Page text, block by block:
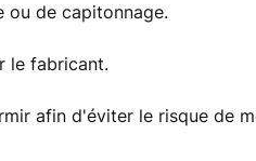
ou de capitonnage.
le fabricant.
afin d'éviter le risque de